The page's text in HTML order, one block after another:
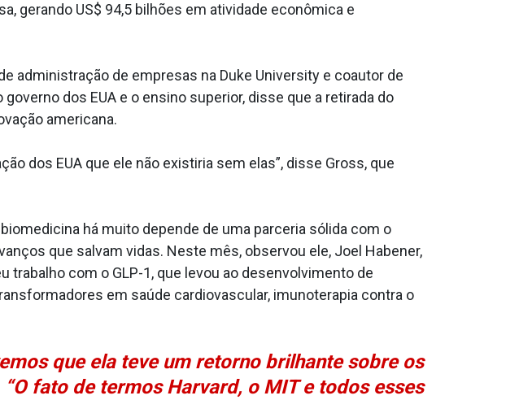
gerando US$ 94,5 bilhões em atividade econômica e
administração de empresas na Duke University e coautor de
dos EUA e o ensino superior, disse que a retirada do
americana.
dos EUA que ele não existiria sem elas”, disse Gross, que
há muito depende de uma parceria sólida com o
que salvam vidas. Neste mês, observou ele, Joel Habener,
trabalho com o GLP-1, que levou ao desenvolvimento de
em saúde cardiovascular, imunoterapia contra o
que ela teve um retorno brilhante sobre os
fato de termos Harvard, o MIT e todos esses